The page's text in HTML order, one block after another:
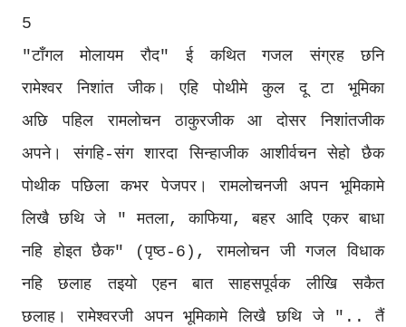
5
"टाँगल मोलायम रौद" ई कथित गजल संग्रह छनि
रामेश्वर निशांत जीक। एहि पोथीमे कुल दू टा भूमिका
अछि पहिल रामलोचन ठाकुरजीक आ दोसर निशांतजीक
अपने। संगहि-संग शारदा सिन्हाजीक आशीर्वचन सेहो छैक
पोथीक पछिला कभर पेजपर। रामलोचनजी अपन भूमिकामे
लिखै छथि जे " मतला, काफिया, बहर आदि एकर बाधा
नहि होइत छैक" (पृष्ठ-6), रामलोचन जी गजल विधाक
नहि छलाह तइयो एहन बात साहसपूर्वक लीखि सकैत
छलाह। रामेश्वरजी अपन भूमिकामे लिखै छथि जे ".. तैं